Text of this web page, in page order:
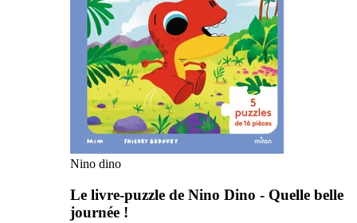
Nino dino
Le livre-puzzle de Nino Dino - Quelle belle
journée !